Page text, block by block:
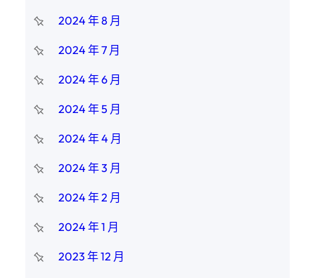
2024 年 8 月
2024 年 7 月
2024 年 6 月
2024 年 5 月
2024 年 4 月
2024 年 3 月
2024 年 2 月
2024 年 1 月
2023 年 12 月